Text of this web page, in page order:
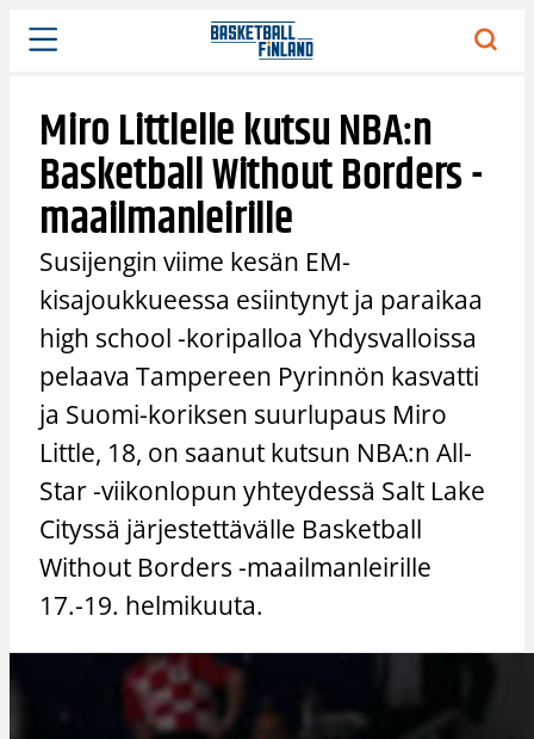
Siirry
sisältöön
Miro Littlelle kutsu NBA:n
Basketball Without Borders -
maailmanleirille
Susijengin viime kesän EM-
kisajoukkueessa esiintynyt ja paraikaa
high school -koripalloa Yhdysvalloissa
pelaava Tampereen Pyrinnön kasvatti
ja Suomi-koriksen suurlupaus Miro
Little, 18, on saanut kutsun NBA:n All-
Star -viikonlopun yhteydessä Salt Lake
Cityssä järjestettävälle Basketball
Without Borders -maailmanleirille
17.-19. helmikuuta.